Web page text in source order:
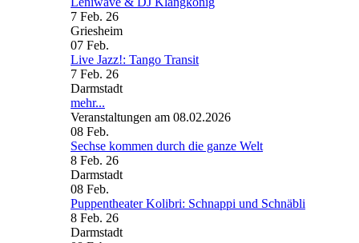
7 Feb. 26
Griesheim
07 Feb.
Live Jazz!: Tango Transit
7 Feb. 26
Darmstadt
mehr...
Veranstaltungen am 08.02.2026
08 Feb.
Sechse kommen durch die ganze Welt
8 Feb. 26
Darmstadt
08 Feb.
Puppentheater Kolibri: Schnappi und Schnäbli
8 Feb. 26
Darmstadt